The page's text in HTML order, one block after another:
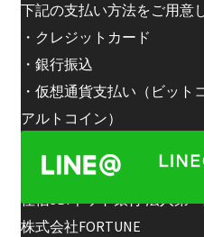
下記の支払い方法をご用意
・クレジットカード
・銀行振込
・仮想通貨支払い（ビット
アルトコイン）
【振込口座】
住信SBIネット銀行 法人第
株式会社FORTUNE